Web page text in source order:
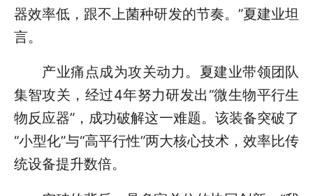
器效率低，跟不上菌种研发的节奏。”夏建业坦
言。
产业痛点成为攻关动力。夏建业带领团队
集智攻关，经过4年努力研发出“微生物平行生
物反应器”，成功破解这一难题。该装备突破了
“小型化”与“高平行性”两大核心技术，效率比传
统设备提升数倍。